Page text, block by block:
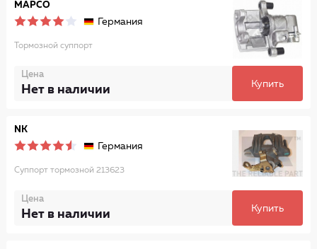
MAPCO
Германия
Тормозной суппорт
Цена
Нет в наличии Купить
NK
Германия
Суппорт тормозной 213623
Цена
Нет в наличии Купить